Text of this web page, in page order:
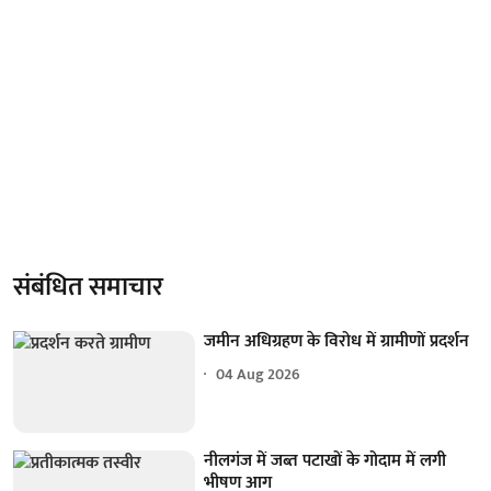
संबंधित समाचार
जमीन अधिग्रहण के विरोध में ग्रामीणों प्रदर्शन
04 Aug 2026
नीलगंज में जब्त पटाखों के गोदाम में लगी
भीषण आग